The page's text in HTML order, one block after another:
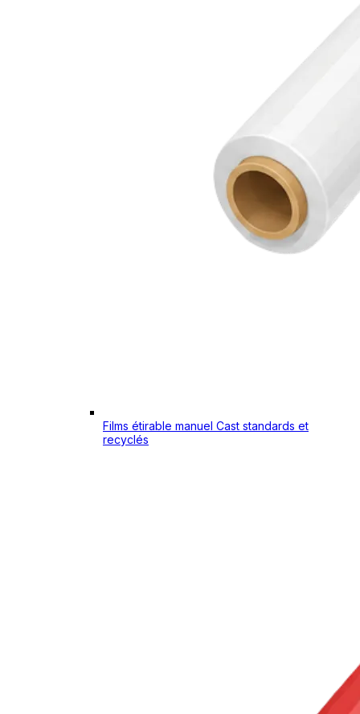
Films étirable manuel Cast standards et
recyclés